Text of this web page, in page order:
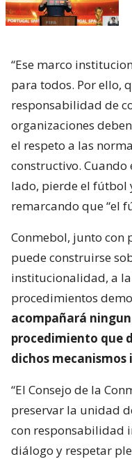
“Ese marco
para todos. Por ello,
responsabilidad de
organizaciones
el respeto a las
constructivo. Cuando
lado, pierde el fútbol
remarcando que “el
Conmebol, junto con
puede construirse
institucionalidad, a
procedimientos
acompañará
procedimiento que
dichos
“El Consejo de la
preservar la unidad
con responsabilidad
diálogo y respetar